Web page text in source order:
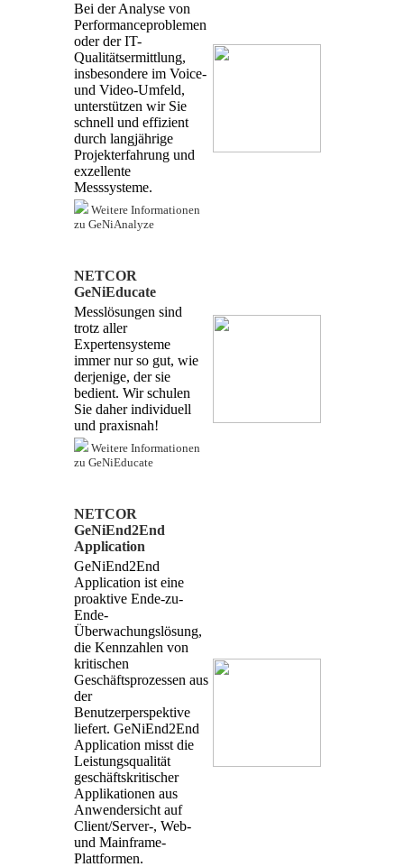
Bei der Analyse von
Performanceproblemen
oder der IT-
Qualitätsermittlung,
insbesondere im Voice-
und Video-Umfeld,
unterstützen wir Sie
schnell und effizient
durch langjährige
Projekterfahrung und
exzellente
Messsysteme.
Weitere Informationen
zu GeNiAnalyze
NETCOR
GeNiEducate
Messlösungen sind
trotz aller
Expertensysteme
immer nur so gut, wie
derjenige, der sie
bedient. Wir schulen
Sie daher individuell
und praxisnah!
Weitere Informationen
zu GeNiEducate
NETCOR
GeNiEnd2End
Application
GeNiEnd2End
Application ist eine
proaktive Ende-zu-
Ende-
Überwachungslösung,
die Kennzahlen von
kritischen
Geschäftsprozessen aus
der
Benutzerperspektive
liefert. GeNiEnd2End
Application misst die
Leistungsqualität
geschäftskritischer
Applikationen aus
Anwendersicht auf
Client/Server-, Web-
und Mainframe-
Plattformen.